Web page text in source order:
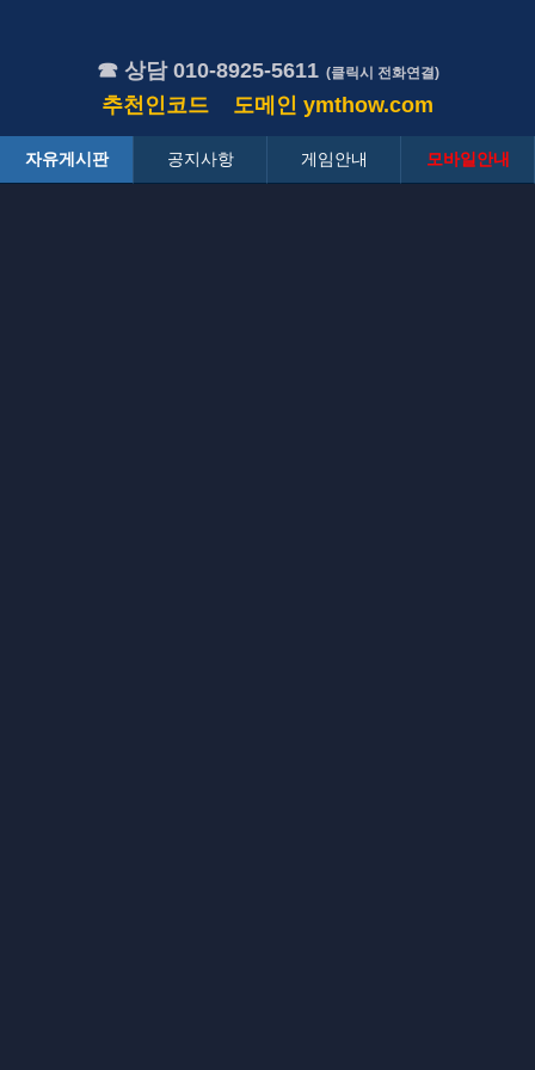
☎ 상담 010-8925-5611 (클릭시 전화연결)
추천인코드 도메인 ymthow.com
자유게시판 공지사항 게임안내 모바일안내